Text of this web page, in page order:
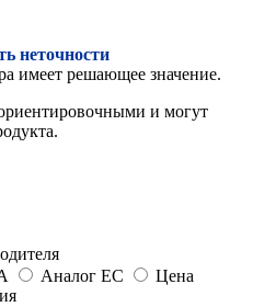
неточности
имеет решающее значение.
и могут
Аналог ЕС
Цена